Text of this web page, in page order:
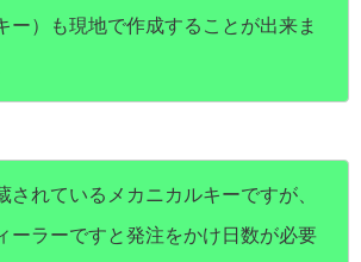
ー）も現地で作成することが出来ま
されているメカニカルキーですが、
ーラーですと発注をかけ日数が必要